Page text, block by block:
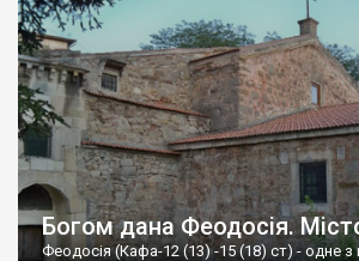
Богом дана Феодосія.
Феодосія (Кафа-12 (13) -15 (18) ст) - одне з